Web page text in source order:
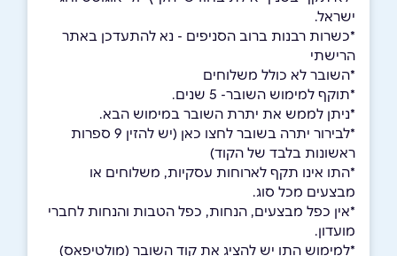
ישראל.
*כשרות רבנות ברוב הסניפים - נא להתעדכן באתר
הרישתי
*השובר לא כולל משלוחים
*תוקף למימוש השובר- 5 שנים.
*ניתן לממש את יתרת השובר במימוש הבא.
*לבירור יתרה בשובר לחצו כאן (יש להזין 9 ספרות
ראשונות בלבד של הקוד)
*התו אינו תקף לארוחות עסקיות, משלוחים או
מבצעים מכל סוג.
*אין כפל מבצעים, הנחות, כפל הטבות והנחות לחברי
מועדון.
*למימוש התו יש להציג את קוד השובר (מולטיפאס)